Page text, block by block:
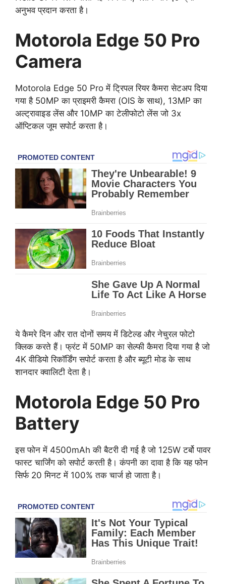
अनुभव प्रदान करता है।
Motorola Edge 50 Pro
Camera
Motorola Edge 50 Pro में ट्रिपल रियर कैमरा सेटअप दिया
गया है 50MP का प्राइमरी कैमरा (OIS के साथ), 13MP का
अल्ट्रावाइड लेंस और 10MP का टेलीफोटो लेंस जो 3x
ऑप्टिकल जूम सपोर्ट करता है।
ये कैमरे दिन और रात दोनों समय में डिटेल्ड और नेचुरल फोटो
क्लिक करते हैं। फ्रंट में 50MP का सेल्फी कैमरा दिया गया है जो
4K वीडियो रिकॉर्डिंग सपोर्ट करता है और ब्यूटी मोड के साथ
शानदार क्वालिटी देता है।
Motorola Edge 50 Pro
Battery
इस फोन में 4500mAh की बैटरी दी गई है जो 125W टर्बो पावर
फास्ट चार्जिंग को सपोर्ट करती है। कंपनी का दावा है कि यह फोन
सिर्फ 20 मिनट में 100% तक चार्ज हो जाता है।